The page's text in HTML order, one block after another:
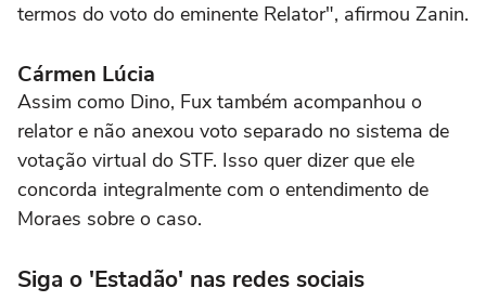
termos do voto do eminente Relator", afirmou Zanin.
Cármen Lúcia
Assim como Dino, Fux também acompanhou o
relator e não anexou voto separado no sistema de
votação virtual do STF. Isso quer dizer que ele
concorda integralmente com o entendimento de
Moraes sobre o caso.
Siga o 'Estadão' nas redes sociais